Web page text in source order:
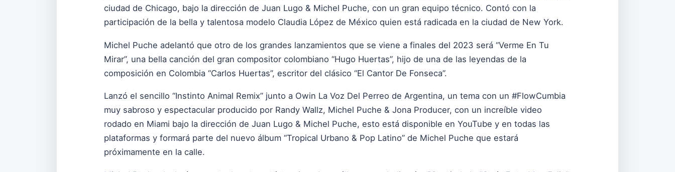
ciudad de Chicago, bajo la dirección de Juan Lugo & Michel Puche, con un gran equipo técnico. Contó con la
participación de la bella y talentosa modelo Claudia López de México quien está radicada en la ciudad de New York.
Michel Puche adelantó que otro de los grandes lanzamientos que se viene a finales del 2023 será “Verme En Tu
Mirar”, una bella canción del gran compositor colombiano “Hugo Huertas”, hijo de una de las leyendas de la
composición en Colombia “Carlos Huertas”, escritor del clásico “El Cantor De Fonseca”.
Lanzó el sencillo “Instinto Animal Remix” junto a Owin La Voz Del Perreo de Argentina, un tema con un #FlowCumbia
muy sabroso y espectacular producido por Randy Wallz, Michel Puche & Jona Producer, con un increíble video
rodado en Miami bajo la dirección de Juan Lugo & Michel Puche, esto está disponible en YouTube y en todas las
plataformas y formará parte del nuevo álbum “Tropical Urbano & Pop Latino” de Michel Puche que estará
próximamente en la calle.